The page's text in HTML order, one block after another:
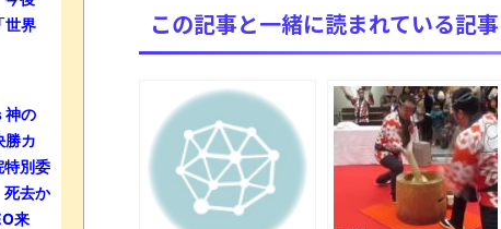
この記事と一緒に読まれている記事
世界
神の
勝カ
別委
去か
来